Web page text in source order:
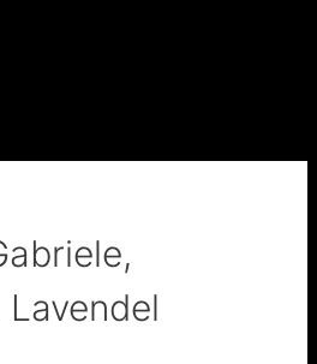
Lavendel